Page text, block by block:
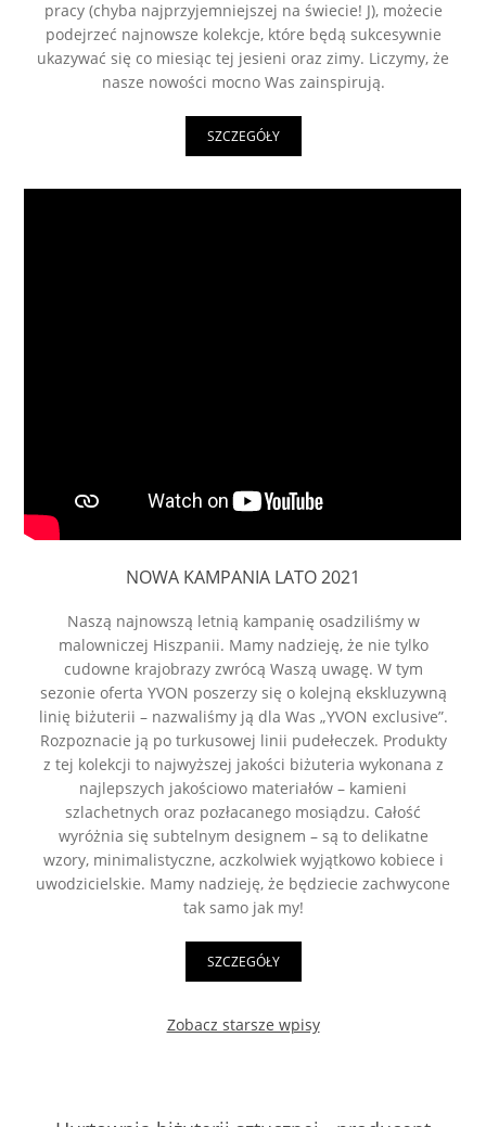
pracy (chyba najprzyjemniejszej na świecie! J), możecie
podejrzeć najnowsze kolekcje, które będą sukcesywnie
ukazywać się co miesiąc tej jesieni oraz zimy. Liczymy, że
nasze nowości mocno Was zainspirują.
SZCZEGÓŁY
NOWA KAMPANIA LATO 2021
Naszą najnowszą letnią kampanię osadziliśmy w
malowniczej Hiszpanii. Mamy nadzieję, że nie tylko
cudowne krajobrazy zwrócą Waszą uwagę. W tym
sezonie oferta YVON poszerzy się o kolejną ekskluzywną
linię biżuterii – nazwaliśmy ją dla Was „YVON exclusive”.
Rozpoznacie ją po turkusowej linii pudełeczek. Produkty
z tej kolekcji to najwyższej jakości biżuteria wykonana z
najlepszych jakościowo materiałów – kamieni
szlachetnych oraz pozłacanego mosiądzu. Całość
wyróżnia się subtelnym designem – są to delikatne
wzory, minimalistyczne, aczkolwiek wyjątkowo kobiece i
uwodzicielskie. Mamy nadzieję, że będziecie zachwycone
tak samo jak my!
SZCZEGÓŁY
Zobacz starsze wpisy